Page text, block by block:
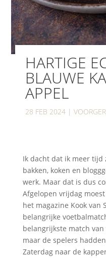
HARTIGE
BLAUWE
APPEL
28 FEB 2024 |
Ik dacht dat ik meer tijd
bakken, koken en
werk. Maar dat is dus
Afgelopen vrijdag
het magazine Kook van
belangrijke
belangrijkste match van
maar de spelers
Zaterdag naar de